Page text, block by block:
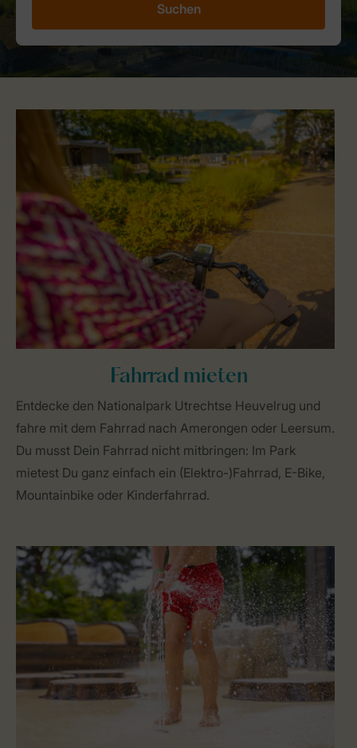
Suchen
Fahrrad mieten
Entdecke den Nationalpark Utrechtse Heuvelrug und
fahre mit dem Fahrrad nach Amerongen oder Leersum.
Du musst Dein Fahrrad nicht mitbringen: Im Park
mietest Du ganz einfach ein (Elektro-)Fahrrad, E-Bike,
Mountainbike oder Kinderfahrrad.